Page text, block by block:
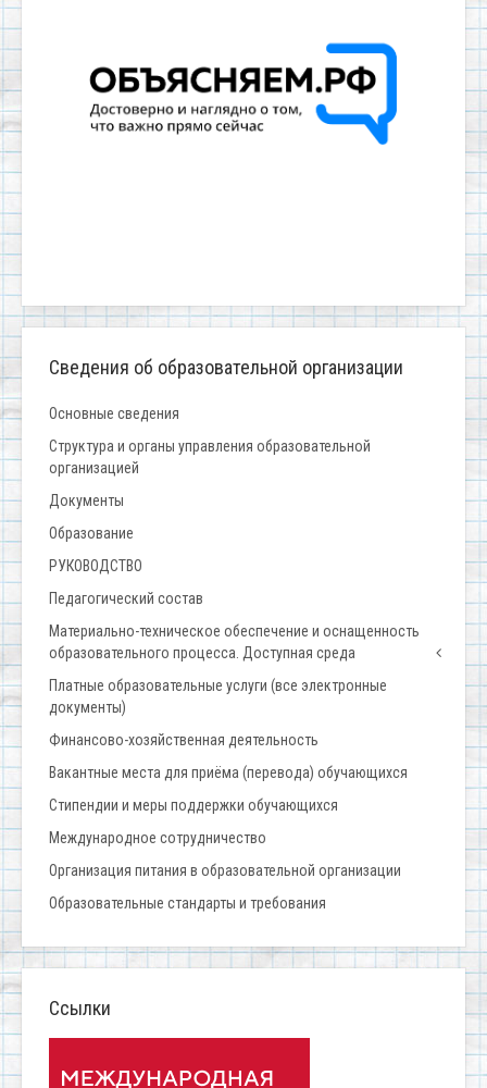
Сведения об образовательной организации
Основные сведения
Структура и органы управления образовательной
организацией
Документы
Образование
РУКОВОДСТВО
Педагогический состав
Материально-техническое обеспечение и оснащенность
образовательного процесса. Доступная среда
Платные образовательные услуги (все электронные
документы)
Финансово-хозяйственная деятельность
Вакантные места для приёма (перевода) обучающихся
Стипендии и меры поддержки обучающихся
Международное сотрудничество
Организация питания в образовательной организации
Образовательные стандарты и требования
Ссылки